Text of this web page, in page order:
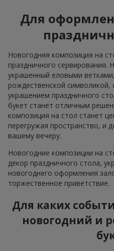
Для
Новогодняя композиция на
праздничного сервирования.
украшенный еловыми
рождественской символикой,
украшением праздничного
букет станет отличным
композиция на стол станет
перегружая пространство, и
вашему вечеру.
Новогодние композиции на
декор праздничного стола,
новогоднего оформления
торжественное приветствие.
Для каких
новогодний и